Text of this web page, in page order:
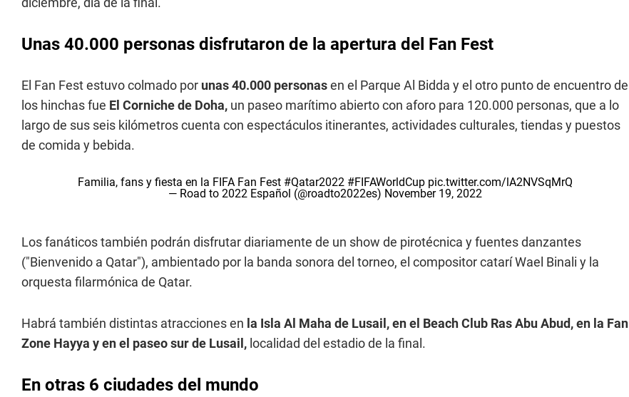
Unas 40.000 personas disfrutaron de la apertura del Fan Fest
El Fan Fest estuvo colmado por unas 40.000 personasen el Parque Al Bidda y el otro punto de encuentro de
los hinchas fue El Corniche de Doha, un paseo marítimo abierto con aforo para 120.000 personas, que a lo
largo de sus seis kilómetros cuenta con espectáculos itinerantes, actividades culturales, tiendas y puestos
de comida y bebida.
Familia, fans y fiesta en la FIFA Fan Fest #Qatar2022 #FIFAWorldCup pic.twitter.com/lA2NVSqMrQ
— Road to 2022 Español (@roadto2022es) November 19, 2022
Los fanáticos también podrán disfrutar diariamente de un show de pirotécnica y fuentes danzantes
("Bienvenido a Qatar"), ambientado por la banda sonora del torneo, el compositor catarí Wael Binali y la
orquesta filarmónica de Qatar.
Habrá también distintas atracciones en la Isla Al Maha de Lusail, en el Beach Club Ras Abu Abud, en la Fan
Zone Hayya y en el paseo sur de Lusail, localidad del estadio de la final.
En otras 6 ciudades del mundo